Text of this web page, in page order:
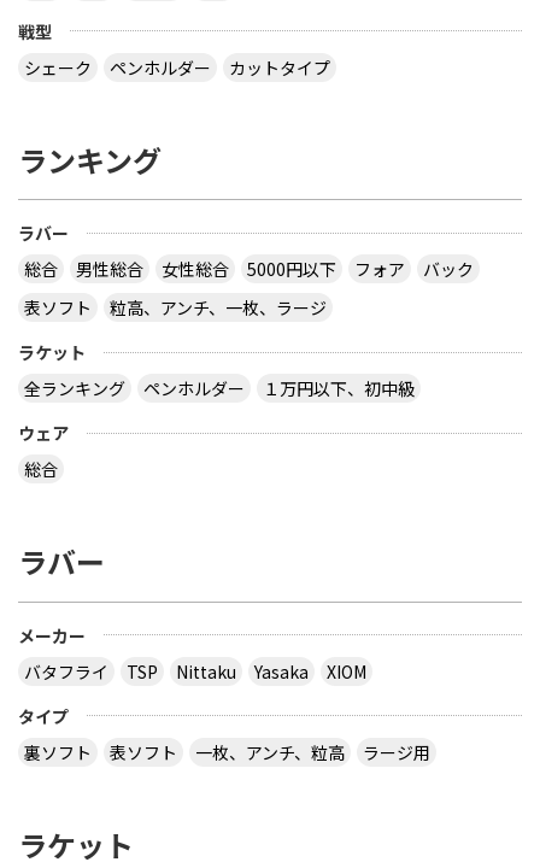
戦型
シェーク
ペンホルダー カットタイプ
ランキング
ラバー
総合
男性総合 女性総合 5000円以下 フォア
バック
表ソフト
粒高、アンチ、一枚、ラージ
ラケット
全ランキング
ペンホルダー
１万円以下、初中級
ウェア
総合
ラバー
メーカー
バタフライ
TSP Nittaku Yasaka
XIOM
タイプ
裏ソフト
表ソフト 一枚、アンチ、粒高 ラージ用
ラケット